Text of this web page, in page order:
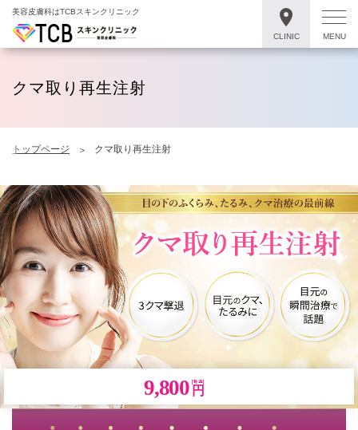
美容皮膚科はTCBスキンクリニック
クマ取り再生注射
トップページ クマ取り再生注射
9,800 円
CLINIC MENU